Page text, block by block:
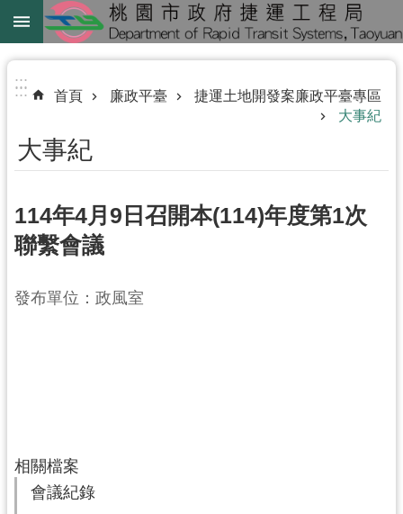
跳到主要內容區塊
綠
延
中
鐵
路
地
化
:::
::: 首頁 廉政平臺
捷運土地開發案廉政平臺專區
大事紀
大事紀
114年4月9日召開本(114)年度第1次
聯繫會議
發布單位：政風室
相關檔案
會議紀錄